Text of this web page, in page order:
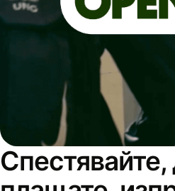
Спестявайте,